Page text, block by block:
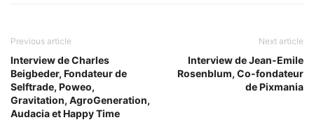
Previous article
Interview de Charles
Beigbeder, Fondateur de
Selftrade, Poweo,
Gravitation, AgroGeneration,
Audacia et Happy Time
Next article
Interview de Jean-Emile
Rosenblum, Co-fondateur
de Pixmania